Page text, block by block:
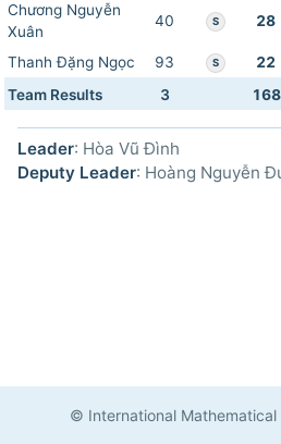
Chương Nguyễn
Xuân
40 S 28
Thanh Đặng Ngọc 93 S 22
Team Results
3 168
Leader: Hòa Vũ Đình
Deputy Leader: Hoàng Nguyễn
© International Mathematical